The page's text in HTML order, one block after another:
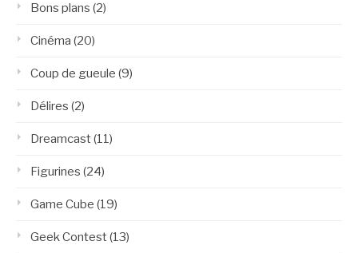
Bons plans (2)
Cinéma (20)
Coup de gueule (9)
Délires (2)
Dreamcast(11)
Figurines (24)
Game Cube (19)
Geek Contest(13)